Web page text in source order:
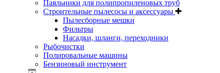
Паяльники для полипропиленовых труб
Строительные пылесосы и аксессуары
Пылесборные мешки
Фильтры
Насадки, шланги, переходники
Рыбочистки
Полировальные машины
Бензиновый инструмент